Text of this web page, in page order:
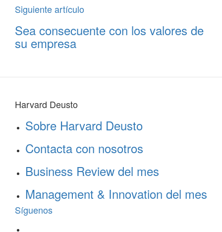
Siguiente artículo
Sea consecuente con los valores de
su empresa
Harvard Deusto
Sobre Harvard Deusto
Contacta con nosotros
Business Review del mes
Management & Innovation del mes
Síguenos